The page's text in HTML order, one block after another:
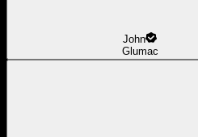
John
Glumac